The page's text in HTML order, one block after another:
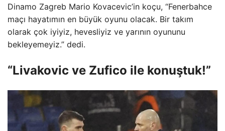
Dinamo Zagreb Mario Kovacevic’in koçu, “Fenerbahce
maçı hayatımın en büyük oyunu olacak. Bir takım
olarak çok iyiyiz, hevesliyiz ve yarının oyununu
bekleyemeyiz.” dedi.
“Livakovic ve Zufico ile konuştuk!”